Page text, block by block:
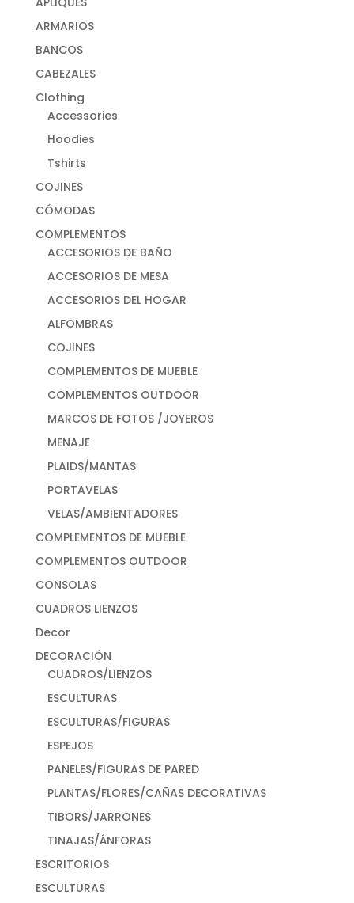
ARMARIOS
BANCOS
CABEZALES
Clothing
Accessories
Hoodies
Tshirts
COJINES
CÓMODAS
COMPLEMENTOS
ACCESORIOS DE BAÑO
ACCESORIOS DE MESA
ACCESORIOS DEL HOGAR
ALFOMBRAS
COJINES
COMPLEMENTOS DE MUEBLE
COMPLEMENTOS OUTDOOR
MARCOS DE FOTOS /JOYEROS
MENAJE
PLAIDS/MANTAS
PORTAVELAS
VELAS/AMBIENTADORES
COMPLEMENTOS DE MUEBLE
COMPLEMENTOS OUTDOOR
CONSOLAS
CUADROS LIENZOS
Decor
DECORACIÓN
CUADROS/LIENZOS
ESCULTURAS
ESCULTURAS/FIGURAS
ESPEJOS
PANELES/FIGURAS DE PARED
PLANTAS/FLORES/CAÑAS DECORATIVAS
TIBORS/JARRONES
TINAJAS/ÁNFORAS
ESCRITORIOS
ESCULTURAS